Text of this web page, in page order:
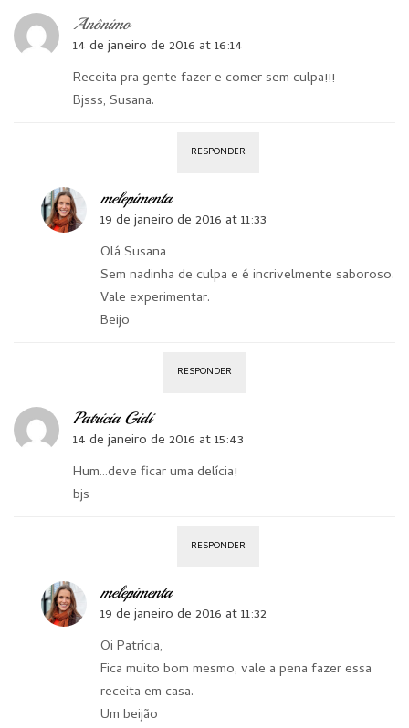
Anônimo
14 de janeiro de 2016 at 16:14
Receita pra gente fazer e comer sem culpa!!!
Bjsss, Susana.
RESPONDER
melepimenta
19 de janeiro de 2016 at 11:33
Olá Susana
Sem nadinha de culpa e é incrivelmente saboroso.
Vale experimentar.
Beijo
RESPONDER
Patricia Gidi
14 de janeiro de 2016 at 15:43
Hum…deve ficar uma delícia!
bjs
RESPONDER
melepimenta
19 de janeiro de 2016 at 11:32
Oi Patrícia,
Fica muito bom mesmo, vale a pena fazer essa
receita em casa.
Um beijão